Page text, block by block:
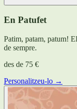
En Patufet
Patim, patam, patum!
de sempre.
des de 75 €
Personalitzeu-lo →